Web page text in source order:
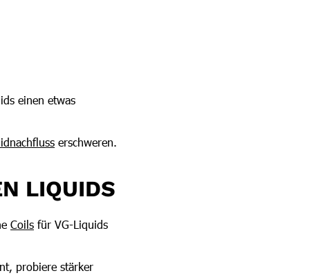
einen etwas
erschweren.
LIQUIDS
Coils für VG-Liquids
probiere stärker